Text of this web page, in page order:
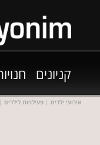
קניונים
אירועי ילדים | פעילויות לילדים |